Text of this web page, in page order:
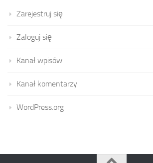
Zarejestruj się
Zaloguj się
Kanał wpisów
Kanał komentarzy
WordPress.org